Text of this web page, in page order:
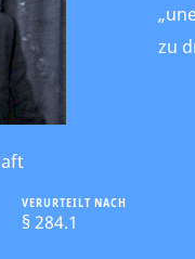
VERURTEILT NACH
§ 284.1
zu